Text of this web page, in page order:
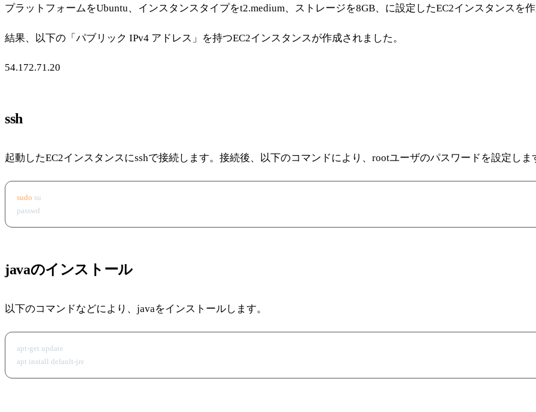
プラットフォームをUbuntu、インスタンスタイプをt2.medium、ストレージを8GB、に設定したEC2インスタンスを作
結果、以下の「パブリック IPv4 アドレス」を持つEC2インスタンスが作成されました。
54.172.71.20
ssh
起動したEC2インスタンスにsshで接続します。接続後、以下のコマンドにより、rootユーザのパスワードを設定しま
sudo su
javaのインストール
以下のコマンドなどにより、javaをインストールします。
apt-get update